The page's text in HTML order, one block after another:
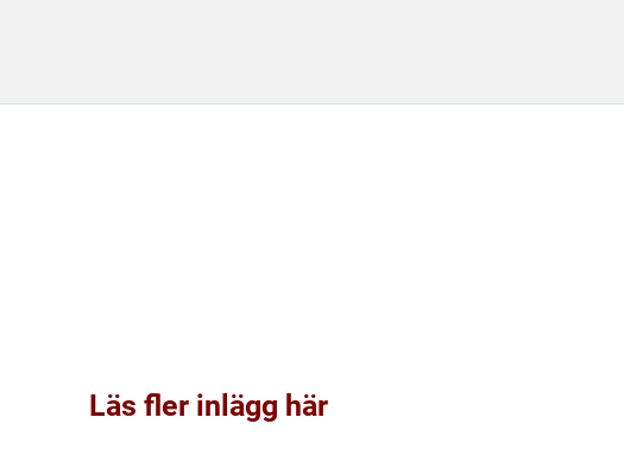
Läs fler inlägg här